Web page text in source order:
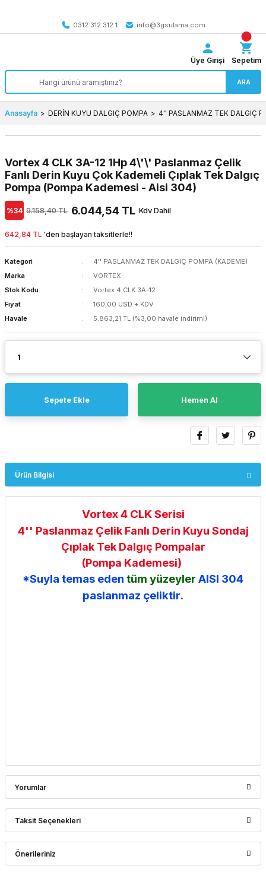
0312 312 312 1
info@3gsulama.com
ARA
Üye Girişi Sepetim
Anasayfa DERİN KUYU DALGIÇ POMPA 4'' PASLANMAZ TEK DALGIÇ
Vortex 4 CLK 3A-12 1Hp 4\'\' Paslanmaz Çelik
Fanlı Derin Kuyu Çok Kademeli Çıplak Tek Dalgıç
Pompa (Pompa Kademesi - Aisi 304)
%34 9.158,40 TL 6.044,54 TL Kdv Dahil
642,84 TL 'den başlayan taksitlerle!!
Kategori
4'' PASLANMAZ TEK DALGIÇ POMPA (KADEME)
Marka
VORTEX
Stok Kodu
Vortex 4 CLK 3A-12
Fiyat
160,00 USD + KDV
Havale
5.863,21 TL (%3,00 havale indirimi)
Sepete Ekle Hemen Al
Ürün Bilgisi
Vortex 4 CLK Serisi
4'' Paslanmaz Çelik Fanlı Derin Kuyu Sondaj
Çıplak Tek Dalgıç Pompalar
(Pompa Kademesi)
*Suyla temas eden tüm yüzeyler AISI 304
paslanmaz çeliktir.
Yorumlar
Bu ürüne ilk yorumu siz yapın!
Taksit Seçenekleri
Önerileriniz